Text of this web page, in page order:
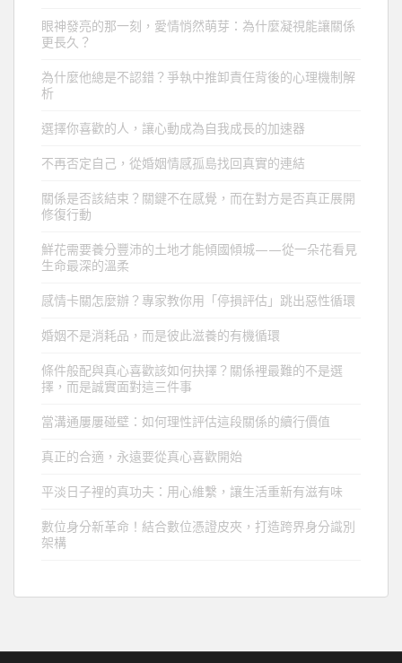
眼神發亮的那一刻，愛情悄然萌芽：為什麼凝視能讓關係
更長久？
為什麼他總是不認錯？爭執中推卸責任背後的心理機制解
析
選擇你喜歡的人，讓心動成為自我成長的加速器
不再否定自己，從婚姻情感孤島找回真實的連結
關係是否該結束？關鍵不在感覺，而在對方是否真正展開
修復行動
鮮花需要養分豐沛的土地才能傾國傾城——從一朵花看見
生命最深的溫柔
感情卡關怎麼辦？專家教你用「停損評估」跳出惡性循環
婚姻不是消耗品，而是彼此滋養的有機循環
條件般配與真心喜歡該如何抉擇？關係裡最難的不是選
擇，而是誠實面對這三件事
當溝通屢屢碰壁：如何理性評估這段關係的續行價值
真正的合適，永遠要從真心喜歡開始
平淡日子裡的真功夫：用心維繫，讓生活重新有滋有味
數位身分新革命！結合數位憑證皮夾，打造跨界身分識別
架構